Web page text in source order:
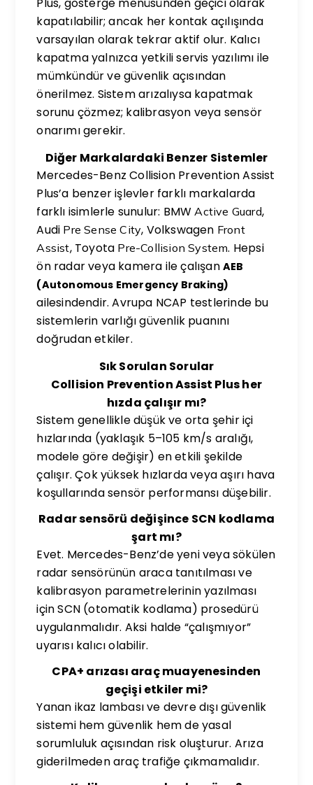
kapatılabilir; ancak her kontak açılışında
varsayılan olarak tekrar aktif olur. Kalıcı
kapatma yalnızca yetkili servis yazılımı ile
mümkündür ve güvenlik açısından
önerilmez. Sistem arızalıysa kapatmak
sorunu çözmez; kalibrasyon veya sensör
onarımı gerekir.
Diğer Markalardaki Benzer Sistemler
Mercedes-Benz Collision Prevention Assist
Plus’a benzer işlevler farklı markalarda
farklı isimlerle sunulur: BMWActive Guard,
Audi Pre Sense City, Volkswagen Front
Assist, Toyota Pre-Collision System. Hepsi
ön radar veya kamera ile çalışanAEB
(Autonomous Emergency Braking)
ailesindendir. Avrupa NCAP testlerinde bu
sistemlerin varlığı güvenlik puanını
doğrudan etkiler.
Sık Sorulan Sorular
Collision Prevention Assist Plus her
hızda çalışır mı?
Sistem genellikle düşük ve orta şehir içi
hızlarında (yaklaşık 5–105 km/s aralığı,
modele göre değişir) en etkili şekilde
çalışır. Çok yüksek hızlarda veya aşırı hava
koşullarında sensör performansı düşebilir.
Radar sensörü değişince SCN kodlama
şart mı?
Evet. Mercedes-Benz’de yeni veya sökülen
radar sensörünün araca tanıtılması ve
kalibrasyon parametrelerinin yazılması
için SCN (otomatik kodlama) prosedürü
uygulanmalıdır. Aksi halde “çalışmıyor”
uyarısı kalıcı olabilir.
CPA+ arızası araç muayenesinden
geçişi etkiler mi?
Yanan ikaz lambası ve devre dışı güvenlik
sistemi hem güvenlik hem de yasal
sorumluluk açısından risk oluşturur. Arıza
giderilmeden araç trafiğe çıkmamalıdır.